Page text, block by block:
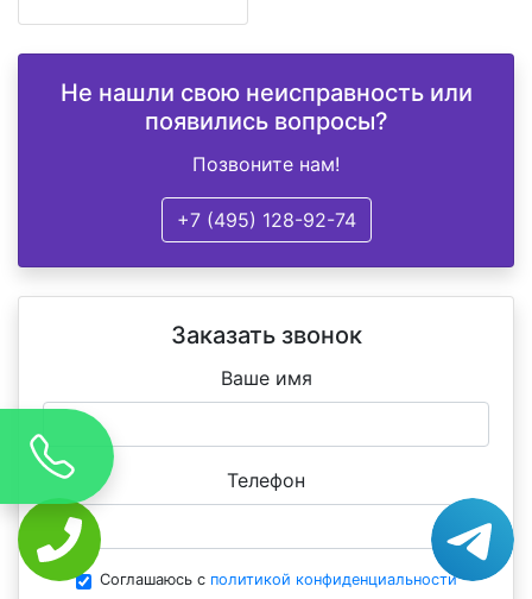
Не нашли свою неисправность или
появились вопросы?
Позвоните нам!
+7 (495) 128-92-74
Заказать звонок
Ваше имя
Телефон
Соглашаюсь с политикой конфиденциальности